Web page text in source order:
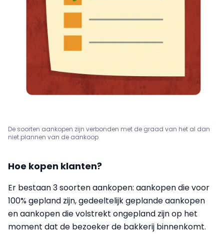
De soorten aankopen zijn verbonden met de graad van het al dan
niet plannen van de aankoop
Hoe kopen klanten?
Er bestaan 3 soorten aankopen: aankopen die voor
100% gepland zijn, gedeeltelijk geplande aankopen
en aankopen die volstrekt ongepland zijn op het
moment dat de bezoeker de bakkerij binnenkomt.